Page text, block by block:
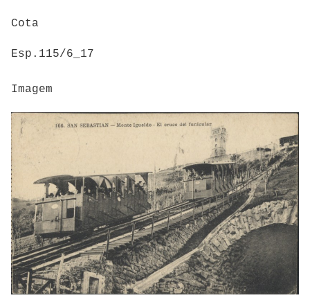
Cota
Esp.115/6_17
Imagem